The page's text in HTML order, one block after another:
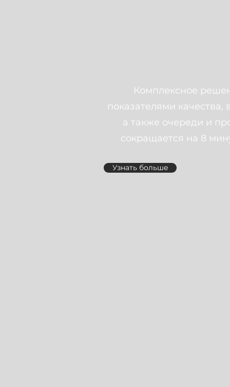
Комплексное
показателями
а также очереди и
сокращается на 8
Узнать больше